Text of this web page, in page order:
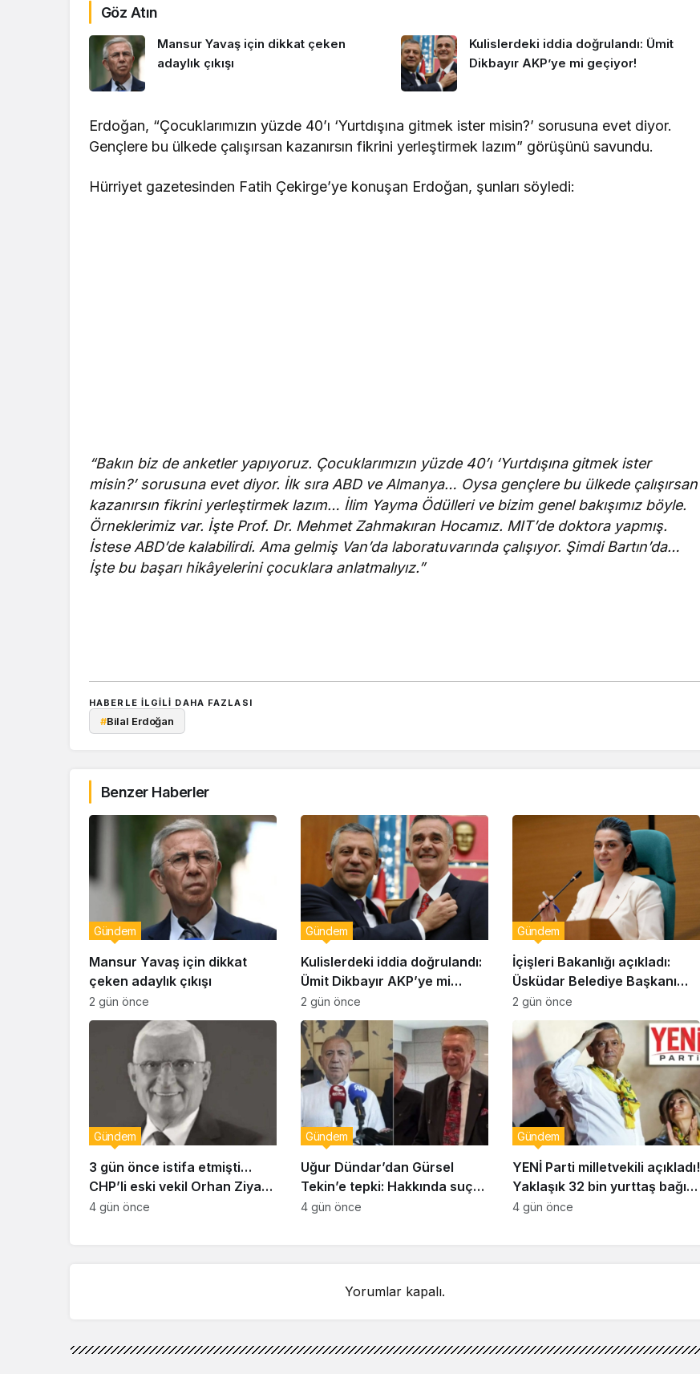
Göz Atın
Mansur Yavaş için dikkat çeken
adaylık çıkışı
Kulislerdeki iddia doğrulandı: Ümit
Dikbayır AKP’ye mi geçiyor!
Erdoğan, “Çocuklarımızın yüzde 40’ı ‘Yurtdışına gitmek ister misin?’ sorusuna evet diyor.
Gençlere bu ülkede çalışırsan kazanırsın fikrini yerleştirmek lazım” görüşünü savundu.
Hürriyet gazetesinden Fatih Çekirge’ye konuşan Erdoğan, şunları söyledi:
“Bakın biz de anketler yapıyoruz. Çocuklarımızın yüzde 40’ı ‘Yurtdışına gitmek ister
misin?’ sorusuna evet diyor. İlk sıra ABD ve Almanya… Oysa gençlere bu ülkede çalışırsan
kazanırsın fikrini yerleştirmek lazım… İlim Yayma Ödülleri ve bizim genel bakışımız böyle.
Örneklerimiz var. İşte Prof. Dr. Mehmet Zahmakıran Hocamız. MIT’de doktora yapmış.
İstese ABD’de kalabilirdi. Ama gelmiş Van’da laboratuvarında çalışıyor. Şimdi Bartın’da…
İşte bu başarı hikâyelerini çocuklara anlatmalıyız.”
HABERLE ILGILI DAHA FAZLASI
#Bilal Erdoğan
Benzer Haberler
Mansur Yavaş için dikkat
çeken adaylık çıkışı
Gündem
2 gün önce
Kulislerdeki iddia doğrulandı:
Ümit Dikbayır AKP’ye mi
geçiyor!
Gündem
2 gün önce
İçişleri Bakanlığı açıkladı:
Üsküdar Belediye Başkanı
Sinem Dedetaş görevden
uzaklaştırıldı
Gündem
2 gün önce
3 gün önce istifa etmişti…
CHP’li eski vekil Orhan Ziya
Diren hayatını kaybetti!
Gündem
4 gün önce
Uğur Dündar’dan Gürsel
Tekin’e tepki: Hakkında suç
duyurusunda bulunacağım
Gündem
4 gün önce
YENİ Parti milletvekili açıkladı!
Yaklaşık 32 bin yurttaş bağış
yaptı: Ne kadar toplandı?
Gündem
4 gün önce
Yorumlar kapalı.